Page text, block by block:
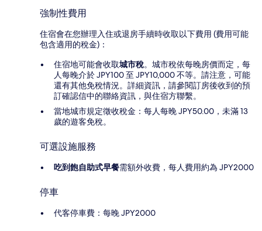
強制性費用
住宿會在您辦理入住或退房手續時收取以下費用 (費用可能
包含適用的稅金)：
住宿地可能會收取城市稅。城市稅依每晚房價而定，每
人每晚介於 JPY100 至 JPY10,000 不等。請注意，可能
還有其他免稅情況。詳細資訊，請參閱訂房後收到的預
訂確認信中的聯絡資訊，與住宿方聯繫。
當地城市規定徵收稅金：每人每晚 JPY50.00，未滿 13
歲的遊客免稅。
可選設施服務
吃到飽自助式早餐需額外收費，每人費用約為 JPY2000
停車
代客停車費：每晚 JPY2000